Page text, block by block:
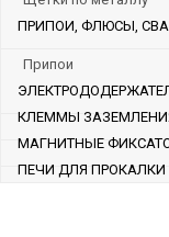
ПРИПОИ, ФЛЮСЫ,
Припои
КЛЕММЫ
МАГНИТНЫЕ
ПЕЧИ ДЛЯ ПРОКАЛКИ